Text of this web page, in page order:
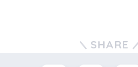
SHARE